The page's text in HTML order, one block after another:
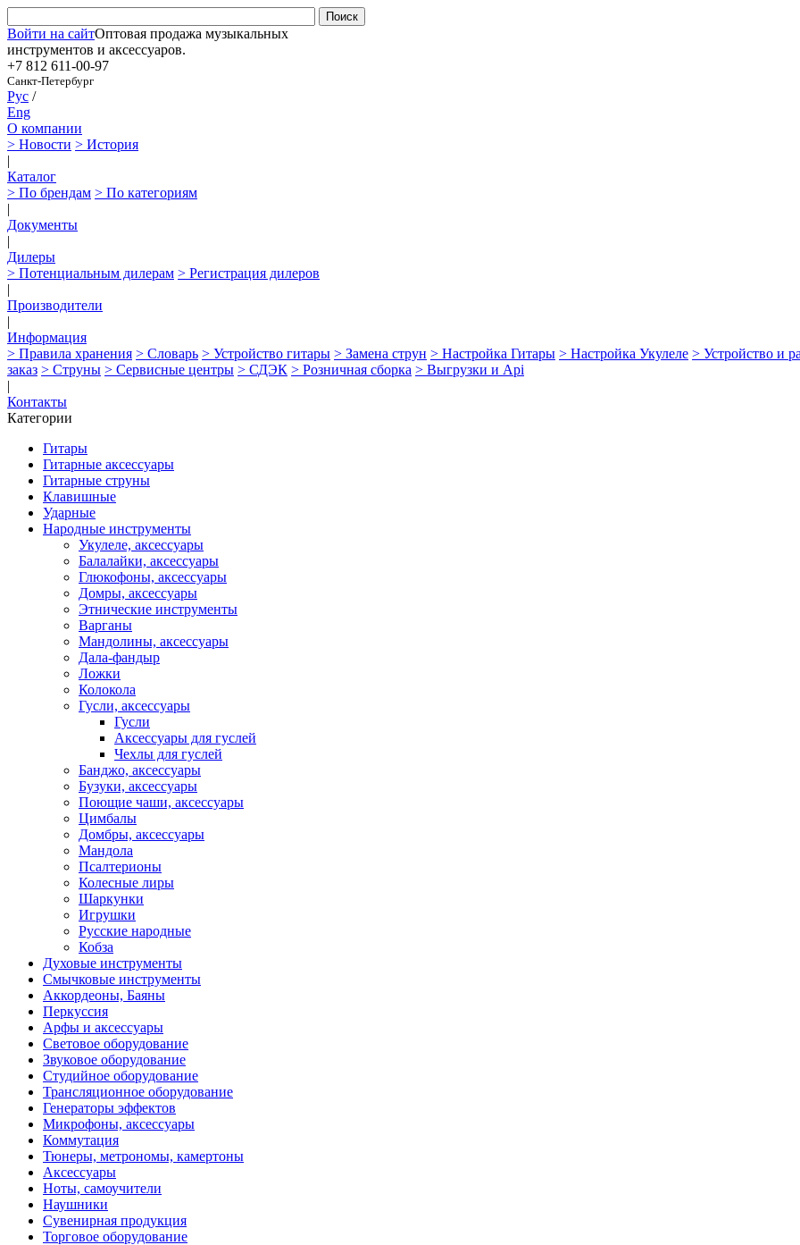
Войти на сайтОптовая продажа музыкальных
инструментов и аксессуаров.
+7 812 611-00-97
Санкт-Петербург
Рус /
Eng
О компании
> Новости > История
|
Каталог
> По брендам > По категориям
|
Документы
|
Дилеры
> Потенциальным дилерам > Регистрация дилеров
|
Производители
|
Информация
> Правила хранения > Словарь > Устройство гитары > Замена струн > Настройка Гитары > Настройка Укулеле > Устройство и
заказ > Струны > Сервисные центры > СДЭК > Розничная сборка > Выгрузки и Api
|
Контакты
Категории
Гитары
Гитарные аксессуары
Гитарные струны
Клавишные
Ударные
Народные инструменты
Укулеле, аксессуары
Балалайки, аксессуары
Глюкофоны, аксессуары
Домры, аксессуары
Этнические инструменты
Варганы
Мандолины, аксессуары
Дала-фандыр
Ложки
Колокола
Гусли, аксессуары
Гусли
Аксессуары для гуслей
Чехлы для гуслей
Банджо, аксессуары
Бузуки, аксессуары
Поющие чаши, аксессуары
Цимбалы
Домбры, аксессуары
Мандола
Псалтерионы
Колесные лиры
Шаркунки
Игрушки
Русские народные
Кобза
Духовые инструменты
Смычковые инструменты
Аккордеоны, Баяны
Перкуссия
Арфы и аксессуары
Световое оборудование
Звуковое оборудование
Студийное оборудование
Трансляционное оборудование
Генераторы эффектов
Микрофоны, аксессуары
Коммутация
Тюнеры, метрономы, камертоны
Аксессуары
Ноты, самоучители
Наушники
Сувенирная продукция
Торговое оборудование